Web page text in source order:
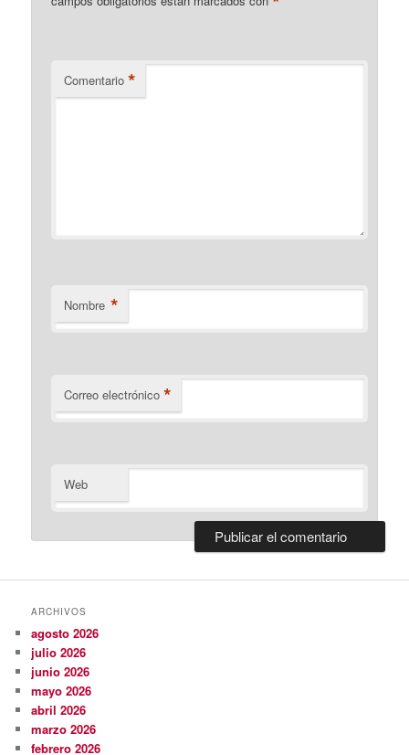
Comentario *
Nombre *
Correo electrónico *
Web
ARCHIVOS
agosto 2026
julio 2026
junio 2026
mayo 2026
abril 2026
marzo 2026
febrero 2026